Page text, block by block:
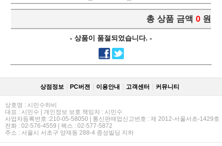
총 상품 금액 0 원
- 상품이 품절되었습니다. -
상점정보 PC버젼 이용안내 고객센터 커뮤니티
상호명 : 시민수하비
대표 : 시민수 | 개인정보 보호 책임자 : 시민수
사업자등록번호 :210-05-58050 | 통신판매업신고번호 : 제 2012-서울서초-1429호
전화 : 02-576-4559 | 팩스 : 02-577-5872
주소 : 서울시 서초구 양재동 288-4 종성빌딩 지하